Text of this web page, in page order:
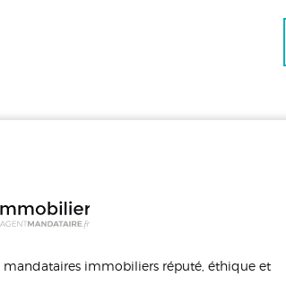
mandataires immobiliers réputé, éthique et